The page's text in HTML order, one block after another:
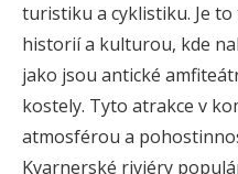
turistiku a cyklistiku. Je
historií a kulturou, kde
jako jsou antické
kostely. Tyto atrakce v
atmosférou a
Kvarnerské riviéry